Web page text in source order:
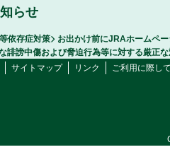
らせ
依存症対策
お出かけ前にJRAホームペ
誹謗中傷および脅迫行為等に対する厳正
サイトマップ リンク ご利用に際し